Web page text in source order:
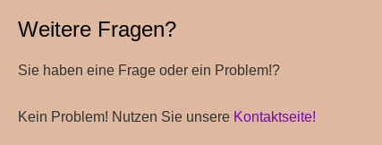
Weitere Fragen?
Sie haben eine Frage oder ein Problem!?
Kein Problem! Nutzen Sie unsere Kontaktseite!